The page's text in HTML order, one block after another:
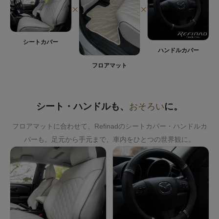
シートカバー
×
フロアマット
×
ハンドルカバー
シート・ハンドルも、 おそろいに。
フロアマットに合わせて、Refinadのシートカバー・ハンドルカ
バーも。足元から手元まで、車内をひとつの世界観に。